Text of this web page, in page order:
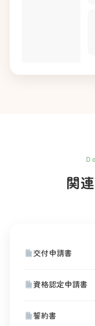
関
交付申請書
資格認定申請書
誓約書